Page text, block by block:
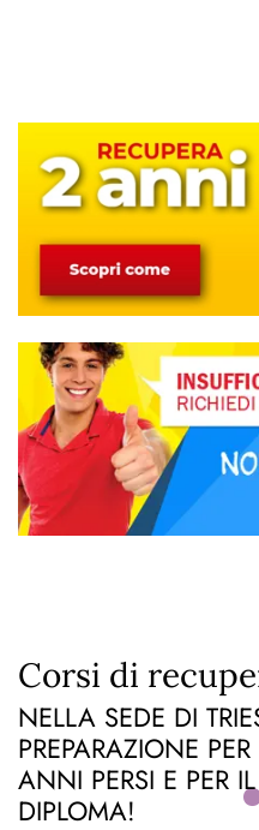
Corsi di
NELLA SEDE DI
PREPARAZIONE
ANNI PERSI E PER
DIPLOMA!